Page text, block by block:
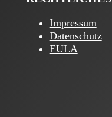
Impressum
Datenschutz
EULA